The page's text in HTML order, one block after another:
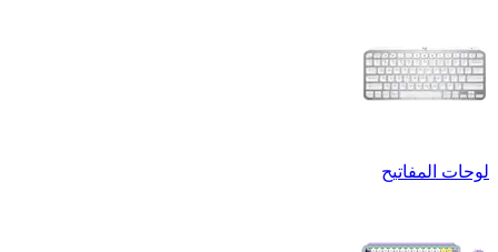
لوحات المفاتيح